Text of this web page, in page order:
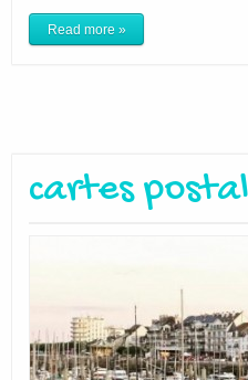
Read more »
cartes